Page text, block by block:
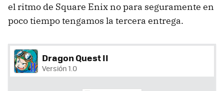
el ritmo de Square Enix no para seguramente en
poco tiempo tengamos la tercera entrega.
Dragon Quest II
Versión 1.0